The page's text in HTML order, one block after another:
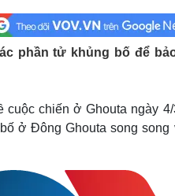
thao
Lịch thi đấu bóng đá
Hậu trường
Ô
Xe
hóa
Văn học
phần tử khủng bố để
chiến ở Ghouta ngày
ở Đông Ghouta song